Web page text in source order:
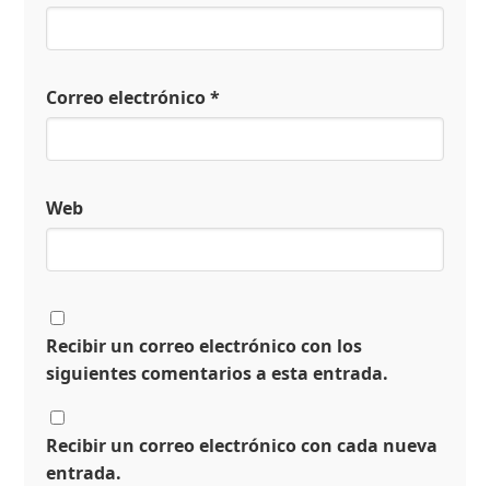
Correo electrónico*
Web
Recibir un correo electrónico con los
siguientes comentarios a esta entrada.
Recibir un correo electrónico con cada nueva
entrada.